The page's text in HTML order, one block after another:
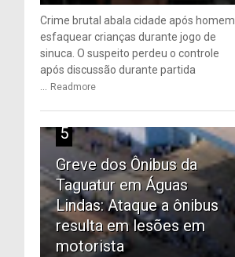
Crime brutal abala cidade após homem
esfaquear crianças durante jogo de
sinuca. O suspeito perdeu o controle
após discussão durante partida
Readmore
5
Greve dos Ônibus da
Taguatur em Águas
Lindas: Ataque a ônibus
resulta em lesões em
motorista